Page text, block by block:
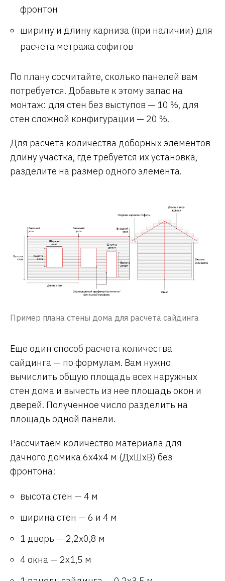
фронтон
ширину и длину карниза (при наличии) для
расчета метража софитов
По плану сосчитайте, сколько панелей вам
потребуется. Добавьте к этому запас на
монтаж: для стен без выступов — 10 %, для
стен сложной конфигурации — 20 %.
Для расчета количества доборных элементов
длину участка, где требуется их установка,
разделите на размер одного элемента.
Пример плана стены дома для расчета сайдинга
Еще один способ расчета количества
сайдинга — по формулам. Вам нужно
вычислить общую площадь всех наружных
стен дома и вычесть из нее площадь окон и
дверей. Полученное число разделить на
площадь одной панели.
Рассчитаем количество материала для
дачного домика 6х4х4 м (ДхШхВ) без
фронтона:
высота стен — 4 м
ширина стен — 6 и 4 м
1 дверь — 2,2х0,8 м
4 окна — 2х1,5 м